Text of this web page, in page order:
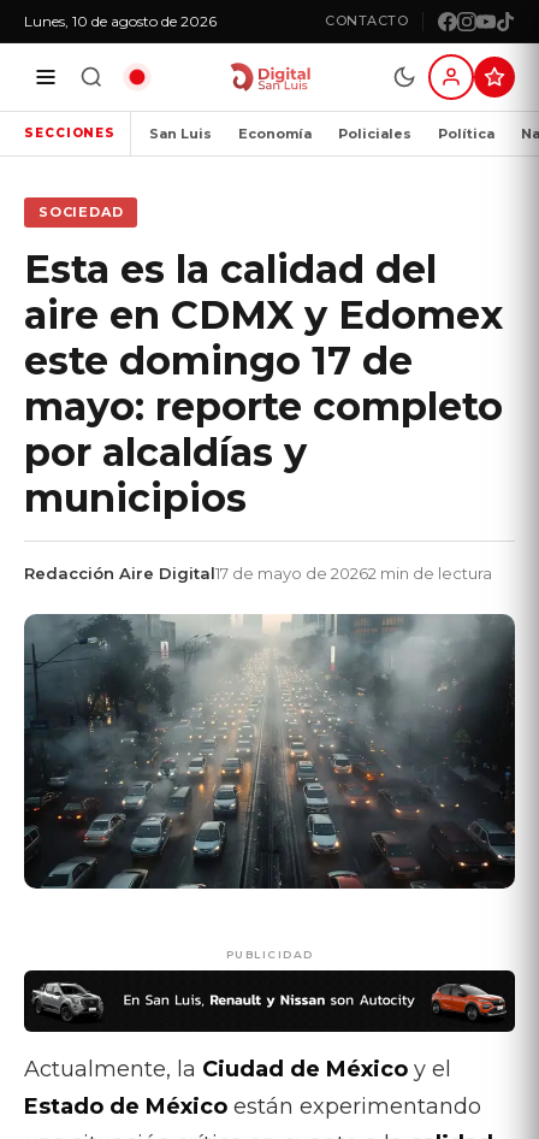
Lunes, 10 de agosto de 2026 CONTACTO
SECCIONES San Luis Economía Policiales Política
SOCIEDAD
Esta es la calidad del
aire en CDMX y Edomex
este domingo 17 de
mayo: reporte completo
por alcaldías y
municipios
Redacción Aire Digital17 de mayo de 20262 min de lectura
PUBLICIDAD
Actualmente, la Ciudad de México y el
Estado de México están experimentando